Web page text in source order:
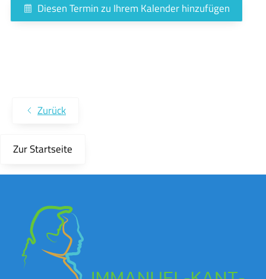
Diesen Termin zu Ihrem Kalender hinzufügen
Zurück
Zur Startseite